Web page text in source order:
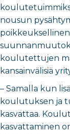
nousun
poikkeuksellinen
koulutettujen
kansainvälisiä
– Samalla kun
koulutuksen ja
kasvattaa.
kasvattaminen